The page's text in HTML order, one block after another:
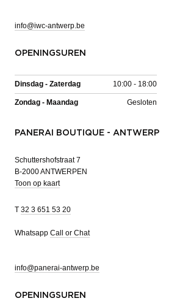
info@iwc-antwerp.be
OPENINGSUREN
Dinsdag - Zaterdag 10:00 - 18:00
Zondag - Maandag Gesloten
PANERAI BOUTIQUE - ANTWERP
Schuttershofstraat 7
B-2000 ANTWERPEN
Toon op kaart
T 32 3 651 53 20
Whatsapp Call or Chat
info@panerai-antwerp.be
OPENINGSUREN